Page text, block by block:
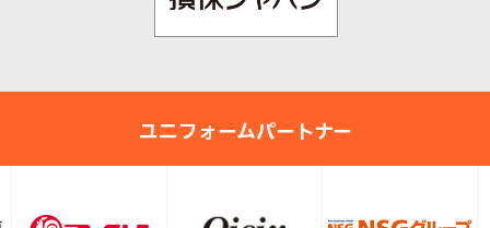
ユニフォームパートナー